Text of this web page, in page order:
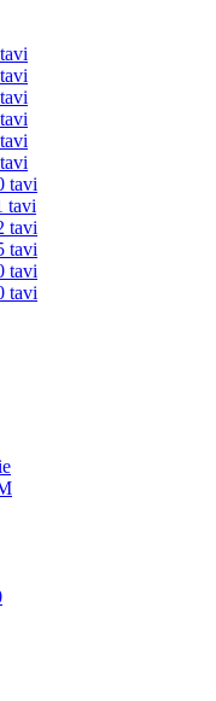
tavi
tavi
tavi
tavi
tavi
tavi